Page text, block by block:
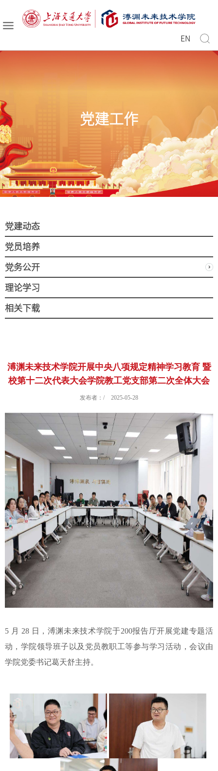
EN
党建工作
党建动态
党员培养
党务公开
理论学习
相关下载
溥渊未来技术学院开展中央八项规定精神学习教育 暨
校第十二次代表大会学院教工党支部第二次全体大会
发布者：/ 2025-05-28
5 月 28 日，溥渊未来技术学院于200报告厅开展党建专题活
动，学院领导班子以及党员教职工等参与学习活动，会议由
学院党委书记葛天舒主持。